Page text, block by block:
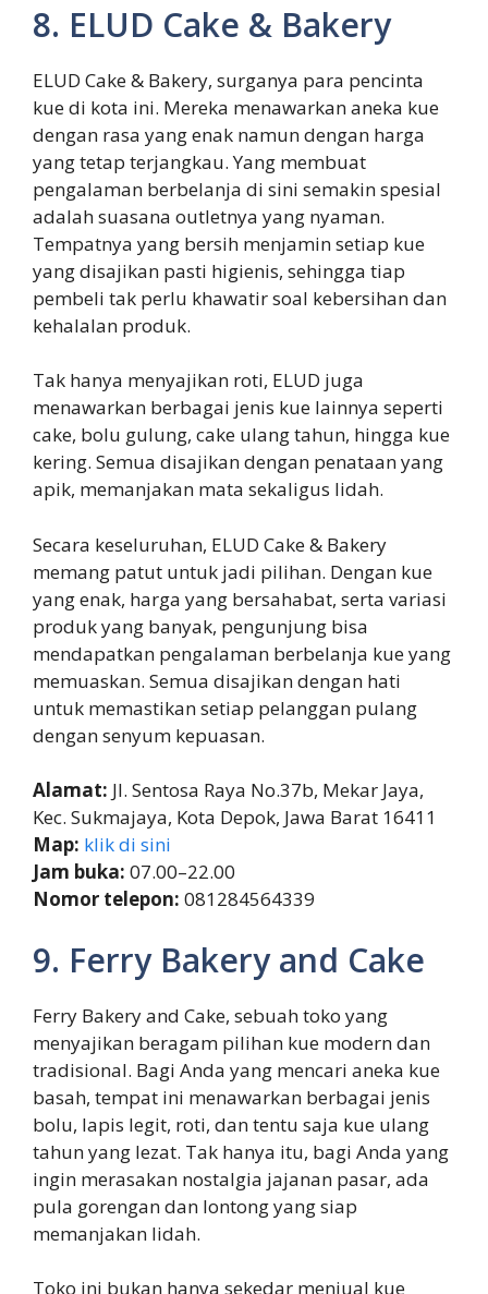
8. ELUD Cake & Bakery
ELUD Cake & Bakery, surganya para pencinta
kue di kota ini. Mereka menawarkan aneka kue
dengan rasa yang enak namun dengan harga
yang tetap terjangkau. Yang membuat
pengalaman berbelanja di sini semakin spesial
adalah suasana outletnya yang nyaman.
Tempatnya yang bersih menjamin setiap kue
yang disajikan pasti higienis, sehingga tiap
pembeli tak perlu khawatir soal kebersihan dan
kehalalan produk.
Tak hanya menyajikan roti, ELUD juga
menawarkan berbagai jenis kue lainnya seperti
cake, bolu gulung, cake ulang tahun, hingga kue
kering. Semua disajikan dengan penataan yang
apik, memanjakan mata sekaligus lidah.
Secara keseluruhan, ELUD Cake & Bakery
memang patut untuk jadi pilihan. Dengan kue
yang enak, harga yang bersahabat, serta variasi
produk yang banyak, pengunjung bisa
mendapatkan pengalaman berbelanja kue yang
memuaskan. Semua disajikan dengan hati
untuk memastikan setiap pelanggan pulang
dengan senyum kepuasan.
Alamat: Jl. Sentosa Raya No.37b, Mekar Jaya,
Kec. Sukmajaya, Kota Depok, Jawa Barat 16411
Map: klik di sini
Jam buka: 07.00–22.00
Nomor telepon: 081284564339
9. Ferry Bakery and Cake
Ferry Bakery and Cake, sebuah toko yang
menyajikan beragam pilihan kue modern dan
tradisional. Bagi Anda yang mencari aneka kue
basah, tempat ini menawarkan berbagai jenis
bolu, lapis legit, roti, dan tentu saja kue ulang
tahun yang lezat. Tak hanya itu, bagi Anda yang
ingin merasakan nostalgia jajanan pasar, ada
pula gorengan dan lontong yang siap
memanjakan lidah.
Toko ini bukan hanya sekedar menjual kue